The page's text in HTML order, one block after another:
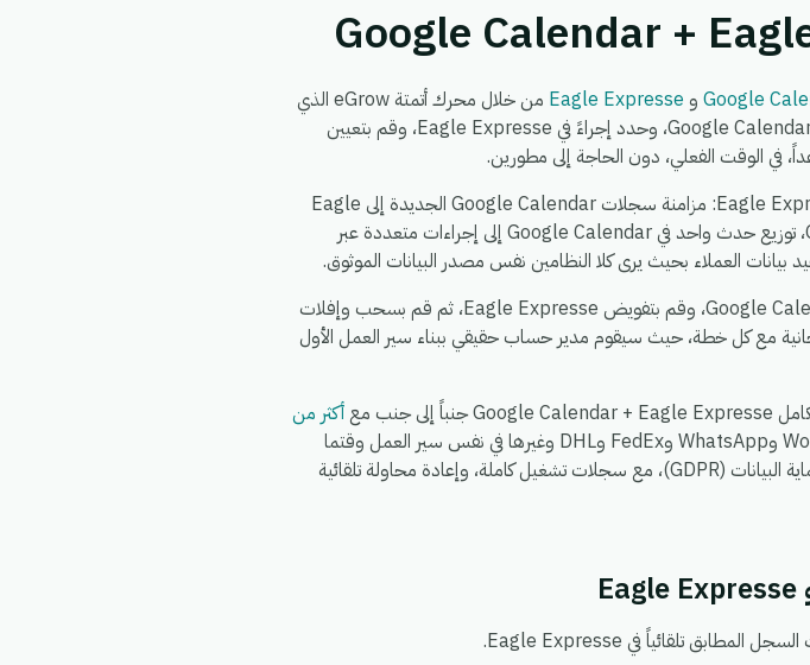
Google و Eagle Expresse
من خلال محرك أتمتة eGrow الذي
لا يتطلب برمجة. يمكنك بناء سير العمل مرة واحدة — اختر مشغلاً من Google Calendar، وحدد إجراءً في Eagle Expresse، وقم بتعيين
الأمور الشائعة التي تقوم الفرق بأتمتتها بين Google Calendar و Eagle Expresse: مزامنة سجلات Google Calendar الجديدة إلى Eagle
Expresse، دفع تحديثات Eagle Expresse إلى Google Calendar، توزيع حدث واحد في Google Calendar إلى إجراءات متعددة عبر
يستغرق الإعداد حوالي 5 دقائق. اشترك في eGrow، وقم بتفويض Google Calendar، وقم بتفويض Eagle Expresse، ثم قم بسحب وإفلات
مع كل خطة، حيث سيقوم مدير حساب حقيقي ببناء سير العمل الأول
أكثر من
، بحيث يمكنك ربط Shopify وWooCommerce وWhatsApp وFedEx وDHL وغيرها في نفس سير العمل وقتما
تشاء. كل شيء يعمل في بيئة واحدة آمنة ومتوافقة مع اللائحة العامة لحماية البيانات (GDPR)، مع سجلات تشغيل كاملة، وإعادة محاولة تلقائية